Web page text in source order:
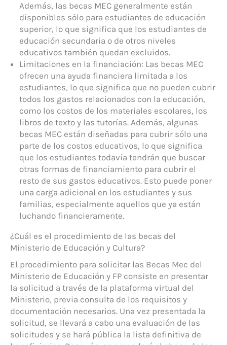
Además, las becas MEC generalmente están
disponibles sólo para estudiantes de educación
superior, lo que significa que los estudiantes de
educación secundaria o de otros niveles
educativos también quedan excluidos.
Limitaciones en la financiación: Las becas MEC
ofrecen una ayuda financiera limitada a los
estudiantes, lo que significa que no pueden cubrir
todos los gastos relacionados con la educación,
como los costos de los materiales escolares, los
libros de texto y las tutorías. Además, algunas
becas MEC están diseñadas para cubrir sólo una
parte de los costos educativos, lo que significa
que los estudiantes todavía tendrán que buscar
otras formas de financiamiento para cubrir el
resto de sus gastos educativos. Esto puede poner
una carga adicional en los estudiantes y sus
familias, especialmente aquellos que ya están
luchando financieramente.
¿Cuál es el procedimiento de las becas del
Ministerio de Educación y Cultura?
El procedimiento para solicitar las Becas Mec del
Ministerio de Educación y FP consiste en presentar
la solicitud a través de la plataforma virtual del
Ministerio, previa consulta de los requisitos y
documentación necesarios. Una vez presentada la
solicitud, se llevará a cabo una evaluación de las
solicitudes y se hará pública la lista definitiva de